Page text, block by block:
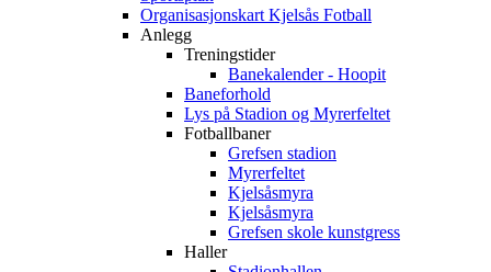
Organisasjonskart Kjelsås Fotball
Anlegg
Treningstider
Banekalender - Hoopit
Baneforhold
Lys på Stadion og Myrerfeltet
Fotballbaner
Grefsen stadion
Myrerfeltet
Kjelsåsmyra
Kjelsåsmyra
Grefsen skole kunstgress
Haller